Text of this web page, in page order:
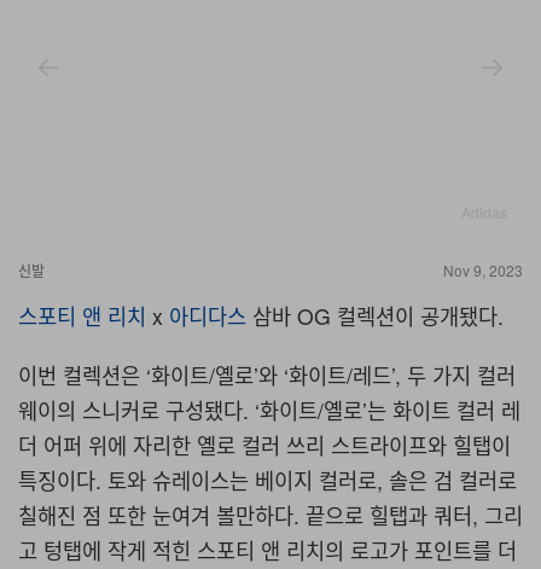
신발 Nov 9, 2023
스포티 앤 리치 x 아디다스 삼바 OG 컬렉션이 공개됐다.
이번 컬렉션은 ‘화이트/옐로’와 ‘화이트/레드’, 두 가지 컬러
웨이의 스니커로 구성됐다. ‘화이트/옐로’는 화이트 컬러 레
더 어퍼 위에 자리한 옐로 컬러 쓰리 스트라이프와 힐탭이
특징이다. 토와 슈레이스는 베이지 컬러로, 솔은 검 컬러로
칠해진 점 또한 눈여겨 볼만하다. 끝으로 힐탭과 쿼터, 그리
고 텅탭에 작게 적힌 스포티 앤 리치의 로고가 포인트를 더